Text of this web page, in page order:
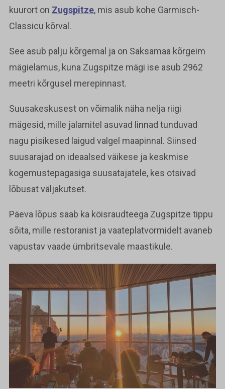
kuurort on Zugspitze, mis asub kohe Garmisch-
Classicu kõrval.
See asub palju kõrgemal ja on Saksamaa kõrgeim
mägielamus, kuna Zugspitze mägi ise asub 2962
meetri kõrgusel merepinnast.
Suusakeskusest on võimalik näha nelja riigi
mägesid, mille jalamitel asuvad linnad tunduvad
nagu pisikesed laigud valgel maapinnal. Siinsed
suusarajad on ideaalsed väikese ja keskmise
kogemustepagasiga suusatajatele, kes otsivad
lõbusat väljakutset.
Päeva lõpus saab ka köisraudteega Zugspitze tippu
sõita, mille restoranist ja vaateplatvormidelt avaneb
vapustav vaade ümbritsevale maastikule.